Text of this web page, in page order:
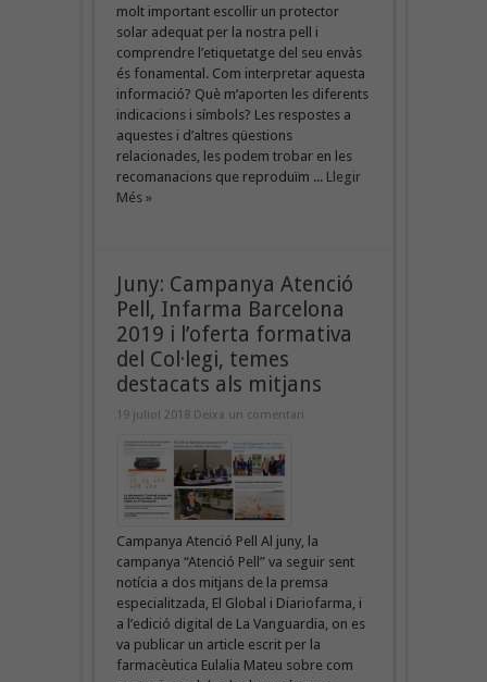
molt important escollir un protector
solar adequat per la nostra pell i
comprendre l’etiquetatge del seu envàs
és fonamental. Com interpretar aquesta
informació? Què m’aporten les diferents
indicacions i símbols? Les respostes a
aquestes i d’altres qüestions
relacionades, les podem trobar en les
recomanacions que reproduïm ... Llegir
Més »
Juny: Campanya Atenció
Pell, Infarma Barcelona
2019 i l’oferta formativa
del Col·legi, temes
destacats als mitjans
19 juliol 2018 Deixa un comentari
Campanya Atenció Pell Al juny, la
campanya “Atenció Pell” va seguir sent
notícia a dos mitjans de la premsa
especialitzada, El Global i Diariofarma, i
a l’edició digital de La Vanguardia, on es
va publicar un article escrit per la
farmacèutica Eulalia Mateu sobre com